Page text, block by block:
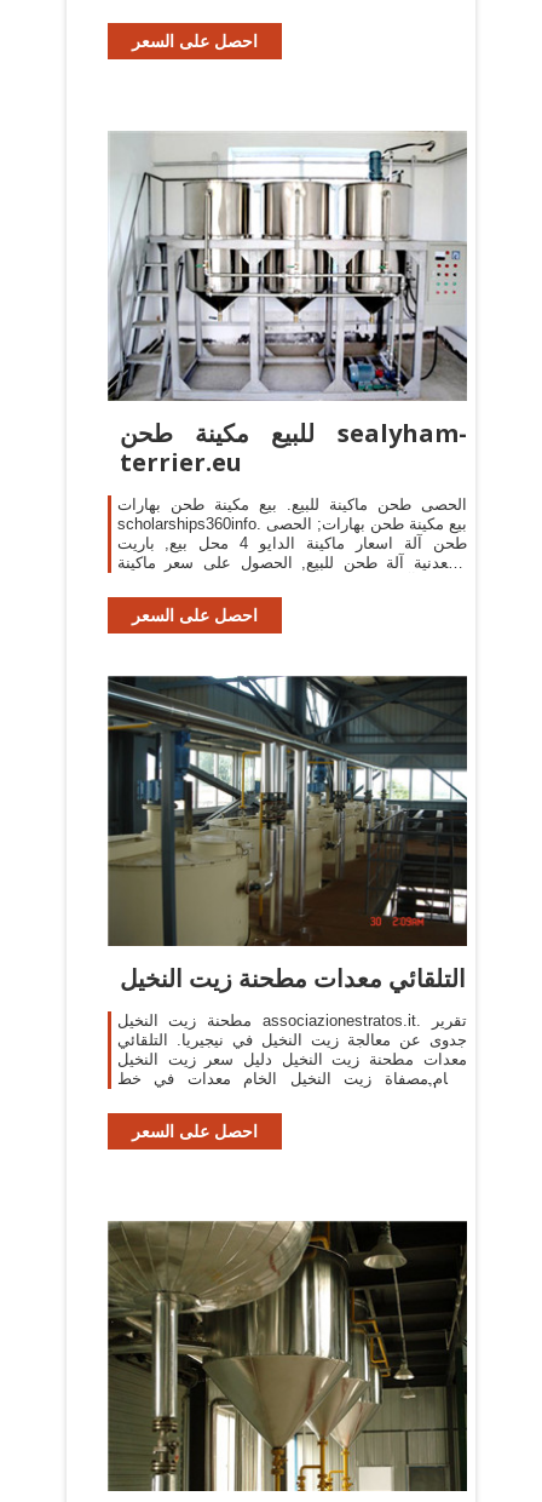
احصل على السعر
للبيع مكينة طحن sealyham-
terrier.eu
الحصى طحن ماكينة للبيع. بيع مكينة طحن بهارات
scholarships360info. بيع مكينة طحن بهارات; الحصى
طحن آلة اسعار ماكينة الدايو 4 محل بيع, باريت
المعدنية آلة طحن للبيع, الحصول على سعر ماكينة
احصل على السعر
التلقائي معدات مطحنة زيت النخيل
مطحنة زيت النخيل associazionestratos.it. تقرير
جدوى عن معالجة زيت النخيل في نيجيريا. التلقائي
معدات مطحنة زيت النخيل دليل سعر زيت النخيل
الخام,مصفاة زيت النخيل الخام معدات في خط
احصل على السعر